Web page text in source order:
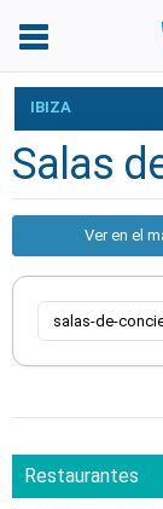
IBIZA
Salas
Ver en el
salas-de-
Restaurantes